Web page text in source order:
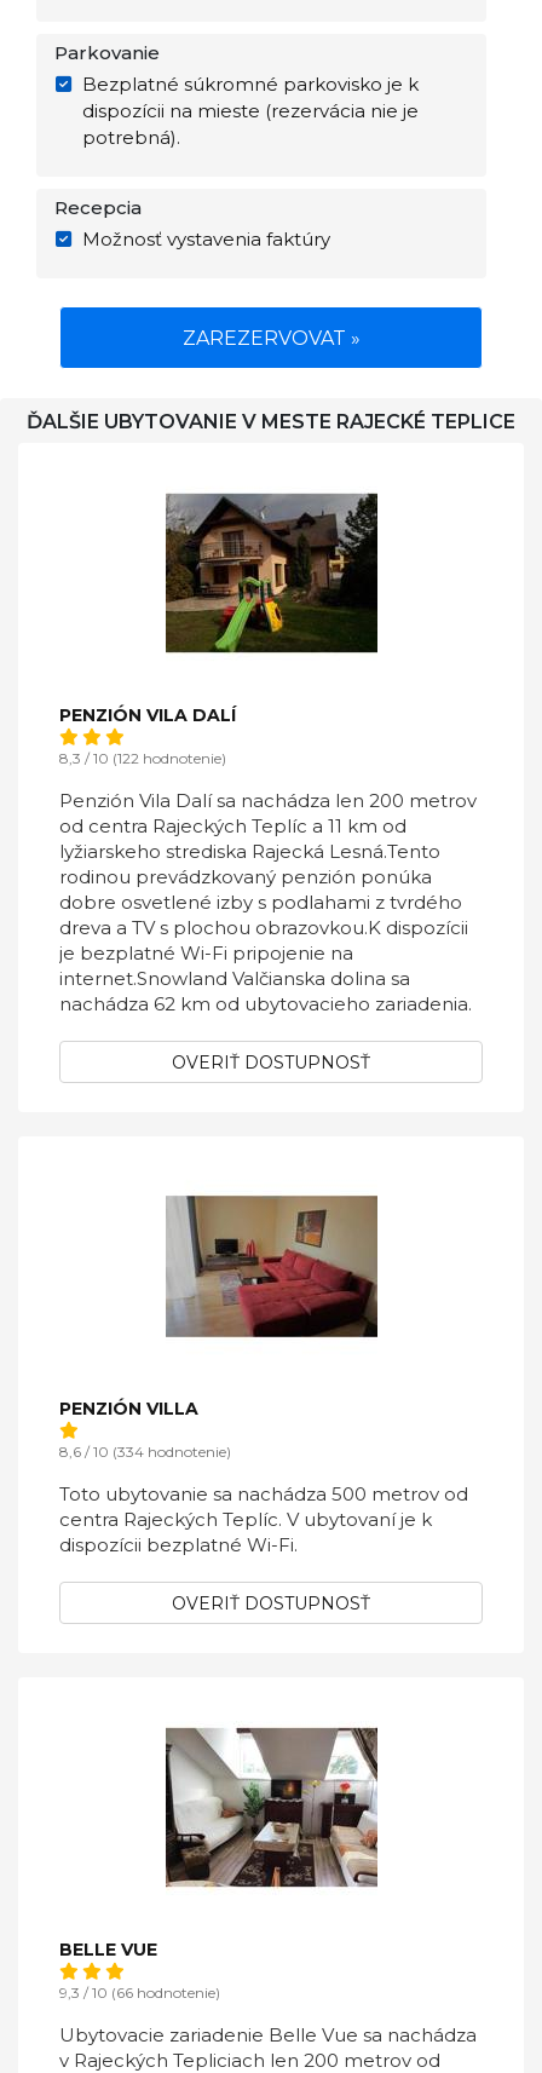
Parkovanie
Bezplatné súkromné parkovisko je k
dispozícii na mieste (rezervácia nie je
potrebná).
Recepcia
Možnosť vystavenia faktúry
ZAREZERVOVAT »
ĎALŠIE UBYTOVANIE V MESTE RAJECKÉ TEPLICE
PENZIÓN VILA DALÍ
8,3 / 10 (122 hodnotenie)
Penzión Vila Dalí sa nachádza len 200 metrov
od centra Rajeckých Teplíc a 11 km od
lyžiarskeho strediska Rajecká Lesná.Tento
rodinou prevádzkovaný penzión ponúka
dobre osvetlené izby s podlahami z tvrdého
dreva a TV s plochou obrazovkou.K dispozícii
je bezplatné Wi-Fi pripojenie na
internet.Snowland Valčianska dolina sa
nachádza 62 km od ubytovacieho zariadenia.
OVERIŤ DOSTUPNOSŤ
PENZIÓN VILLA
8,6 / 10 (334 hodnotenie)
Toto ubytovanie sa nachádza 500 metrov od
centra Rajeckých Teplíc. V ubytovaní je k
dispozícii bezplatné Wi-Fi.
OVERIŤ DOSTUPNOSŤ
BELLE VUE
9,3 / 10 (66 hodnotenie)
Ubytovacie zariadenie Belle Vue sa nachádza
v Rajeckých Tepliciach len 200 metrov od